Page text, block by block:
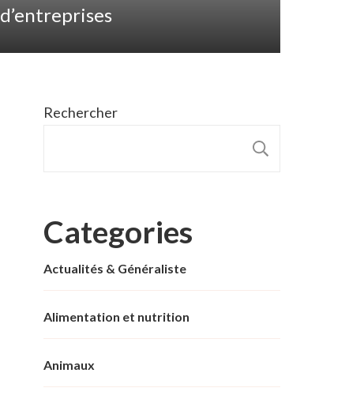
d’entreprises
Rechercher
Categories
Actualités & Généraliste
Alimentation et nutrition
Animaux